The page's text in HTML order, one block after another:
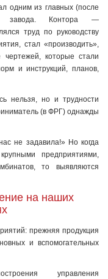
одним из главных (после
завода. Контора —
труд по руководству
стал «производить»,
которые стали
и инструкций, планов,
нельзя, но и трудности
(в ФРГ) однажды
не задавила!» Но когда
предприятиями,
то выявляются
на наших
прежняя продукция
и вспомогательных
управления